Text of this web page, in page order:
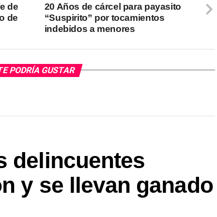
20 Años de cárcel para payasito
“Suspirito” por tocamientos
indebidos a menores
de
de
PODRÍA GUSTAR
delincuentes
y se llevan ganado